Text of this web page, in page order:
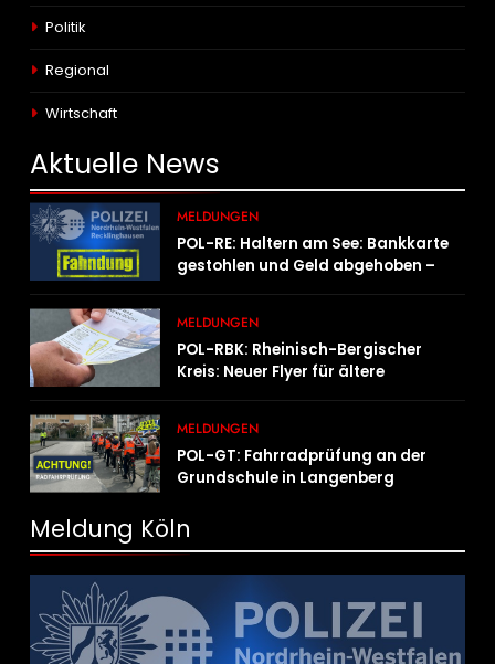
Politik
Regional
Wirtschaft
Aktuelle News
MELDUNGEN
POL-RE: Haltern am See: Bankkarte
gestohlen und Geld abgehoben –
MELDUNGEN
POL-RBK: Rheinisch-Bergischer
Kreis: Neuer Flyer für ältere
MELDUNGEN
POL-GT: Fahrradprüfung an der
Grundschule in Langenberg
Meldung Köln